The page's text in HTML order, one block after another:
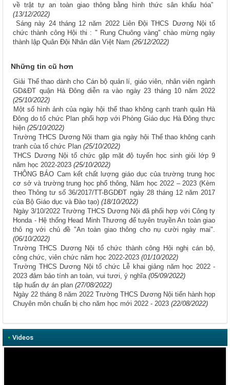
về trật tự an toàn giao thông bằng hình thức sân khấu hóa”
(13/12/2022)
Sáng này 24 tháng 12 năm 2022 Liên Đội THCS Dương Nội tổ
chức thành công Hội thi : " Rung Chuông vàng" chào mừng ngày
thành lập Quân Đội Nhân dân Việt Nam (26/12/2022)
Những tin cũ hơn
Giải Thể thao dành cho Cán bộ quản lí, giáo viên, nhân viên ngành
GD&ĐT quận Hà Đông diễn ra vào ngày 23 tháng 10 năm 2022
(25/10/2022)
Một số hình ảnh của ngày hội thể thao không cạnh tranh quận Hà
Đông do tổ chức Plan phối hợp với Phòng Giáo dục Hà Đông thực
hiện (25/10/2022)
Trường THCS Dương Nội tham gia ngày hội Thể thao không cạnh
tranh của tổ chức Plan (25/10/2022)
THCS Dương Nội tổ chức gặp mặt độ tuyển học sinh giỏi lớp 9
năm học 2022-2023 (25/10/2022)
THÔNG BÁO Cam kết chất lượng giáo dục của trường trung học
cơ sở và trường trung học phổ thông, Năm học 2022 – 2023 (Kèm
theo Thông tư số 36/2017/TT-BGDĐT ngày 28 tháng 12 năm 2017
của Bộ Giáo dục và Đào tạo) (18/10/2022)
Ngày 3/10/2022 Trường THCS Dương Nội đã phối hợp với Công ty
Honda - Hệ thống Head Minh Thương để tuyên truyền An toàn giao
thô ng với chủ đề "An toàn giao thông cho nụ cười ngày mai".
(06/10/2022)
Trường THCS Dương Nội tổ chức thành công Hội nghị cán bộ,
công chức, viên chức năm học 2022-2023 (01/10/2022)
Trường THCS Dương Nội tổ chức Lễ khai giảng năm học 2022 -
2023 đảm bảo tính an toàn, vui tươi, ý nghĩa (05/09/2022)
tập huấn dự án plan (27/08/2022)
Ngày 22 tháng 8 năm 2022 Trường THCS Dương Nội tiến hành họp
Chuyên môn chuẩn bị cho năm học mới 2022 - 2023 (22/08/2022)
• Videos